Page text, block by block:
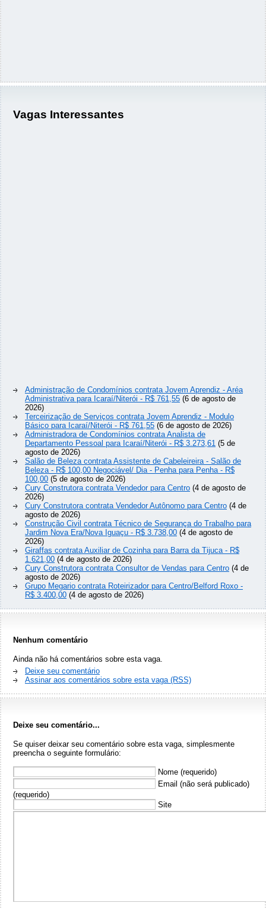
Vagas Interessantes
Administração de Condomínios contrata Jovem Aprendiz - Aréa
Administrativa para Icaraí/Niterói - R$ 761,55 (6 de agosto de
2026)
Terceirização de Serviços contrata Jovem Aprendiz - Modulo
Básico para Icaraí/Niterói - R$ 761,55 (6 de agosto de 2026)
Administradora de Condomínios contrata Analista de
Departamento Pessoal para Icaraí/Niterói - R$ 3.273,61 (5 de
agosto de 2026)
Salão de Beleza contrata Assistente de Cabeleireira - Salão de
Beleza - R$ 100,00 Negociável/ Dia - Penha para Penha - R$
100,00 (5 de agosto de 2026)
Cury Construtora contrata Vendedor para Centro (4 de agosto de
2026)
Cury Construtora contrata Vendedor Autônomo para Centro (4 de
agosto de 2026)
Construção Civil contrata Técnico de Segurança do Trabalho para
Jardim Nova Era/Nova Iguaçu - R$ 3.738,00 (4 de agosto de
2026)
Giraffas contrata Auxiliar de Cozinha para Barra da Tijuca - R$
1.621,00 (4 de agosto de 2026)
Cury Construtora contrata Consultor de Vendas para Centro (4 de
agosto de 2026)
Grupo Megario contrata Roteirizador para Centro/Belford Roxo -
R$ 3.400,00 (4 de agosto de 2026)
Nenhum comentário
Ainda não há comentários sobre esta vaga.
Deixe seu comentário
Assinar aos comentários sobre esta vaga (RSS)
Deixe seu comentário...
Se quiser deixar seu comentário sobre esta vaga, simplesmente
preencha o seguinte formulário:
Nome (requerido)
Email (não será publicado)
(requerido)
Site